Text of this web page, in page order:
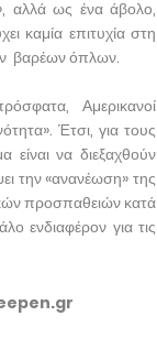
αλλά ως ένα άβολο,
καμία επιτυχία στη
βαρέων όπλων.
Αμερικανοί
Έτσι, για τους
να διεξαχθούν
την «ανανέωση» της
προσπαθειών κατά
ενδιαφέρον για τις